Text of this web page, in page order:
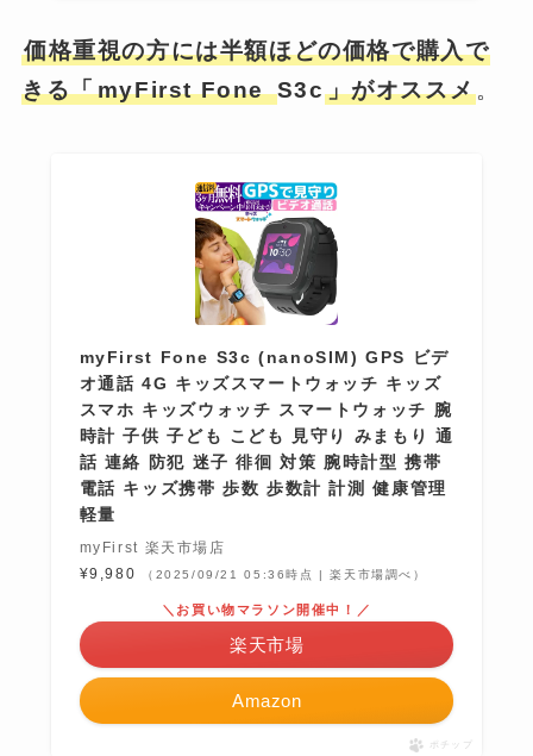
価格重視の方には半額ほどの価格で購入で
きる「myFirst FoneS3c 」がオススメ。
myFirst Fone S3c (nanoSIM) GPS ビデ
オ通話 4G キッズスマートウォッチ キッズ
スマホ キッズウォッチ スマートウォッチ 腕
時計 子供 子ども こども 見守り みまもり 通
話 連絡 防犯 迷子 徘徊 対策 腕時計型 携帯
電話 キッズ携帯 歩数 歩数計 計測 健康管理
軽量
myFirst 楽天市場店
¥9,980
（2025/09/21 05:36時点 | 楽天市場調べ）
Amazon
＼お買い物マラソン開催中！／
楽天市場
ポチップ